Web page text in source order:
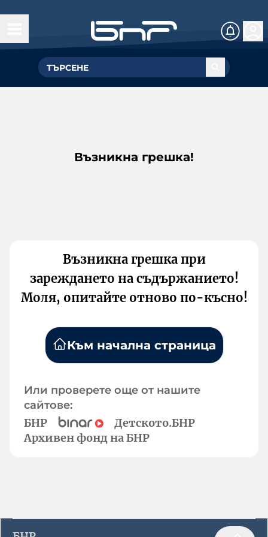
Възникна грешка!
Възникна грешка при
зареждането на съдържанието!
Моля, опитайте отново по-късно!
Към начална страница
Или проверете още от нашите
сайтове:
БНР
Детското.БНР
Архивен фонд на БНР